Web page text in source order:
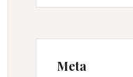
Meta